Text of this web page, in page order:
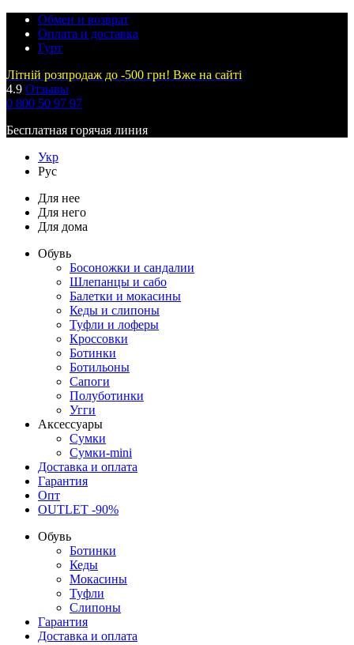
Обмен и возврат
Оплата и доставка
Гурт
Літній розпродаж до -500 грн! Вже на сайті
4.9 Отзывы
0 800 50 97 97
Бесплатная горячая линия
Укр
Рус
Для нее
Для него
Для дома
Обувь
Босоножки и сандалии
Шлепанцы и сабо
Балетки и мокасины
Кеды и слипоны
Туфли и лоферы
Кроссовки
Ботинки
Ботильоны
Сапоги
Полуботинки
Угги
Аксессуары
Сумки
Сумки-mini
Доставка и оплата
Гарантия
Опт
OUTLET -90%
Обувь
Ботинки
Кеды
Мокасины
Туфли
Слипоны
Гарантия
Доставка и оплата